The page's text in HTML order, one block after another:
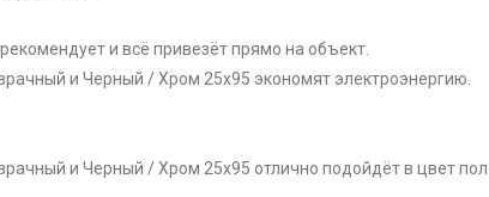
и всё привезёт прямо на объект.
и Черный / Хром 25x95 экономят электроэнергию.
и Черный / Хром 25x95 отлично подойдёт в цвет